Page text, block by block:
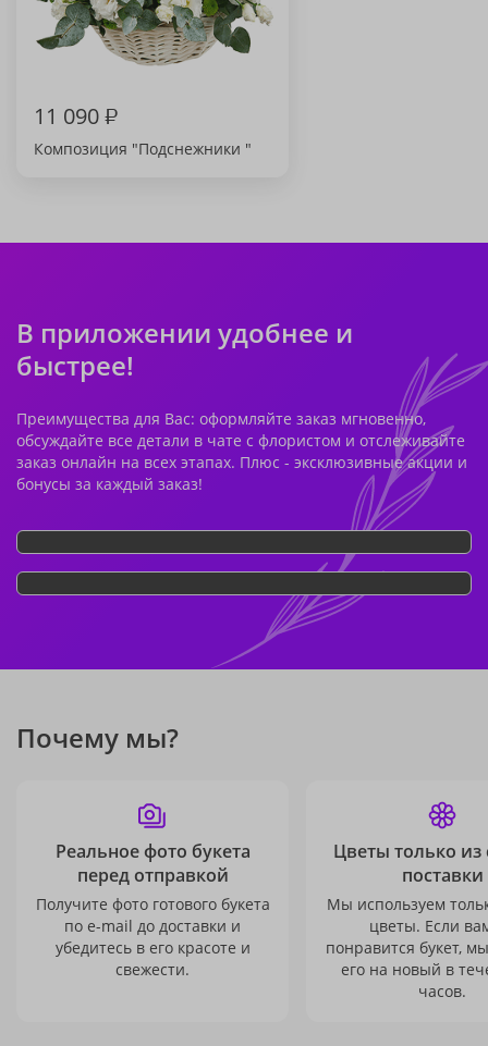
11 090₽
Композиция "Подснежники "
В приложении удобнее и
быстрее!
Преимущества для Вас: оформляйте заказ мгновенно,
обсуждайте все детали в чате с флористом и отслеживайте
заказ онлайн на всех этапах. Плюс - эксклюзивные акции и
бонусы за каждый заказ!
Почему мы?
Реальное фото букета
перед отправкой
Получите фото готового букета
по e-mail до доставки и
убедитесь в его красоте и
свежести.
Цветы только из
поставки
Мы используем
цветы. Если
понравится букет,
его на новый в
часов.